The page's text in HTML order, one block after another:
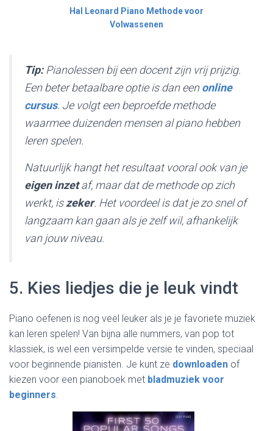
Hal Leonard Piano Methode voor
Volwassenen
Tip:Pianolessen bij een docent zijn vrij prijzig.
Een beter betaalbare optie is dan eenonline
cursus. Je volgt een beproefde methode
waarmee duizenden mensen al piano hebben
leren spelen.
Natuurlijk hangt het resultaat vooral ook van je
eigen inzetaf, maar dat de methode op zich
werkt, iszeker. Het voordeel is dat je zo snel of
langzaam kan gaan als je zelf wil, afhankelijk
van jouw niveau.
5. Kies liedjes die je leuk vindt
Piano oefenen is nog veel leuker als je je favoriete muziek
kan leren spelen! Van bijna alle nummers, van pop tot
klassiek, is wel een versimpelde versie te vinden, speciaal
voor beginnende pianisten. Je kunt ze downloaden of
kiezen voor een pianoboek met bladmuziek voor
beginners.